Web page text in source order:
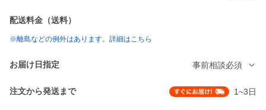
配送料金（送料）
※離島などの例外はあります。詳細はこちら
お届け日指定 事前相談必須
注文から発送まで 1~3日